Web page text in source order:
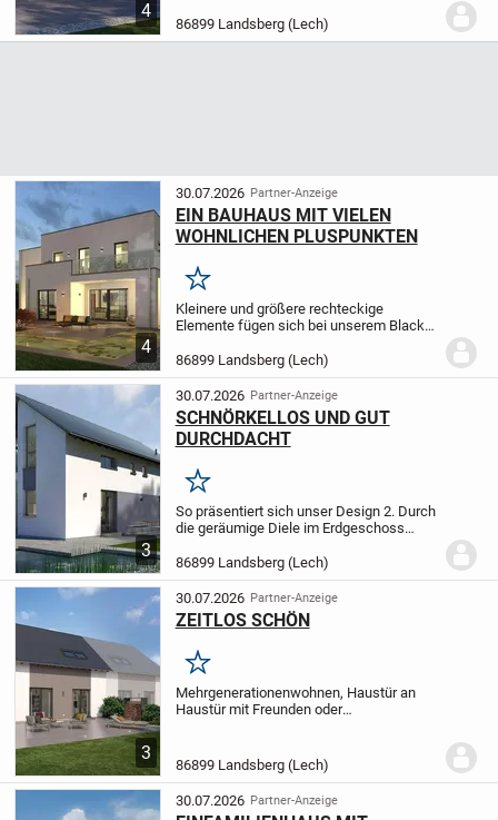
4
unverkennbar. Der rechteckige und
versetzte Grundriss verleiht Design 1 eine
86899 Landsberg (Lech)
4
30.07.2026 Partner-Anzeige
EIN BAUHAUS MIT VIELEN
WOHNLICHEN PLUSPUNKTEN
Merken
Kleinere und größere rechteckige
Elemente fügen sich bei unserem Black
zusammen, das mit einer
außergewöhnlichen Fassade, mit
Vorsprüngen und Rückversätzen und...
86899 Landsberg (Lech)
3
30.07.2026 Partner-Anzeige
SCHNÖRKELLOS UND GUT
DURCHDACHT
Merken
So präsentiert sich unser Design 2. Durch
die geräumige Diele im Erdgeschoss
Wohn-Ess-Bereich mit Zugang zu einer
überdachten Terrasse. Ein Gäste-WC
sowie ein...
86899 Landsberg (Lech)
3
30.07.2026 Partner-Anzeige
ZEITLOS SCHÖN
Merken
Mehrgenerationenwohnen, Haustür an
Haustür mit Freunden oder
besonderen Grundrissgestaltung
zahlreiche Nutzungsoptionen. Denn...
86899 Landsberg (Lech)
30.07.2026 Partner-Anzeige